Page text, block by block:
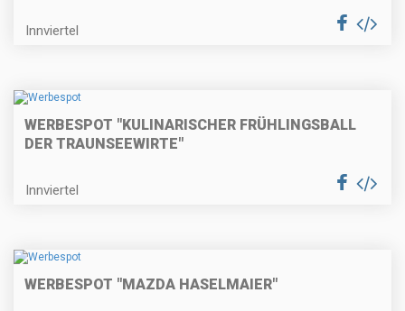
Innviertel
WERBESPOT "KULINARISCHER FRÜHLINGSBALL
DER TRAUNSEEWIRTE"
Innviertel
WERBESPOT "MAZDA HASELMAIER"